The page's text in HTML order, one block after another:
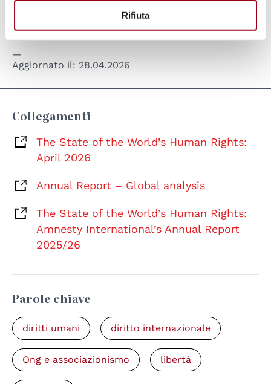
Rifiuta
Afghanistan, Cina, Egitto, India, Kenya, USA e
Aggiornato il: 28.04.2026
Collegamenti
The State of the World’s Human Rights:
April 2026
Annual Report – Global analysis
The State of the World’s Human Rights:
Amnesty International’s Annual Report
2025/26
Parole chiave
diritti umani diritto internazionale
Ong e associazionismo libertà